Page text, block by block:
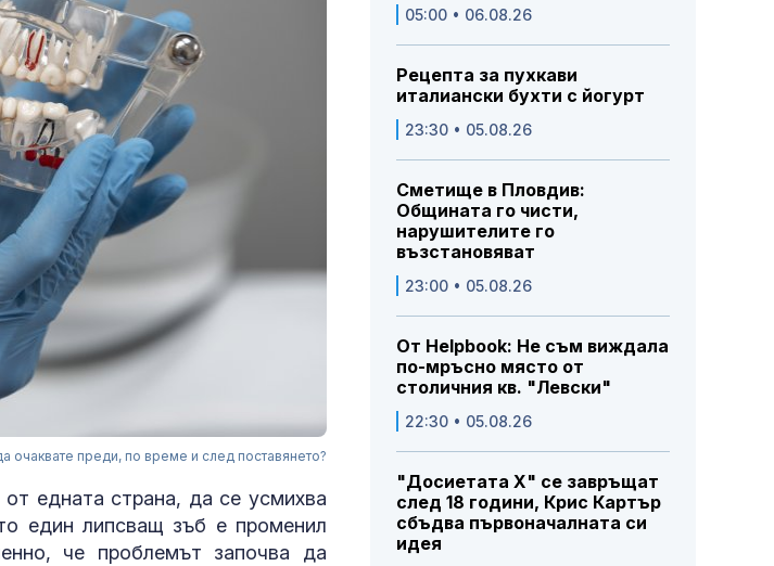
очаквате преди, по време и след поставянето?
едната страна, да се усмихва
един липсващ зъб е променил
че проблемът започва да
05:00 • 06.08.26
Рецепта за пухкави
италиански бухти с йогурт
23:30 • 05.08.26
Сметище в Пловдив:
Общината го чисти,
нарушителите го
възстановяват
23:00 • 05.08.26
От Helpbook: Не съм виждала
по-мръсно място от
столичния кв. "Левски"
22:30 • 05.08.26
"Досиетата Х" се завръщат
след 18 години, Крис Картър
сбъдва първоначалната си
идея